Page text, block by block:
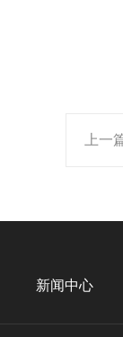
上一
新闻中心